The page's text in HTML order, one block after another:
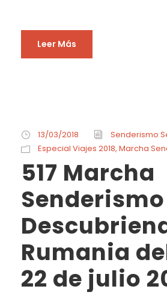
Leer Más
13/03/2018
Senderismo
Especial Viajes 2018, Marcha
517 Marcha
Senderismo
Rumania
22 de julio